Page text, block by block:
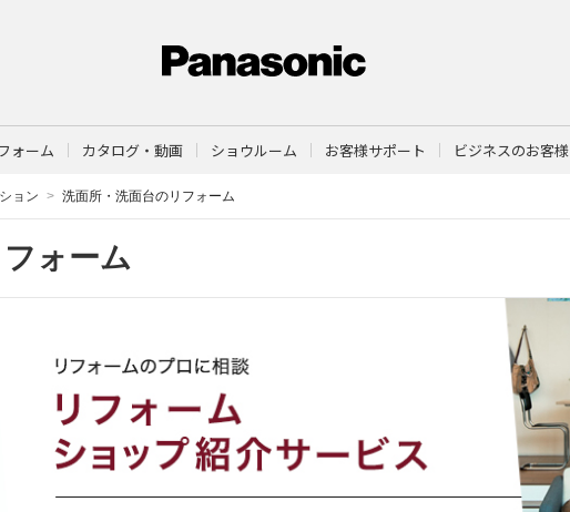
ォーム カタログ・動画 ショウルーム お客様サポート ビジネスのお客様
ョン 洗面所・洗面台のリフォーム
ォーム